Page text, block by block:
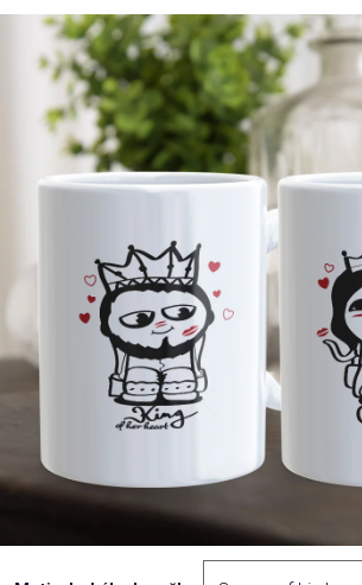
Povolání,
zájmy a
sport
Příležitosti
Oblečení
Přihlášení